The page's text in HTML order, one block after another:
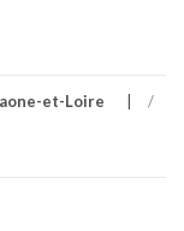
et-Loire /